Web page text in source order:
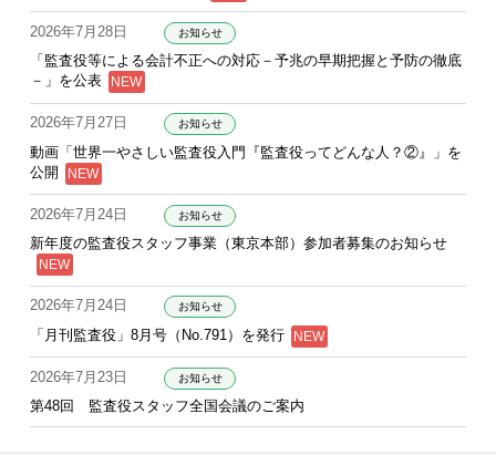
2026年7月28日 お知らせ
「監査役等による会計不正への対応－予兆の早期把握と予防の徹底
－」を公表
2026年7月27日 お知らせ
動画「世界一やさしい監査役入門『監査役ってどんな人？②』」を
公開
2026年7月24日 お知らせ
新年度の監査役スタッフ事業（東京本部）参加者募集のお知らせ
2026年7月24日 お知らせ
「月刊監査役」8月号（No.791）を発行
2026年7月23日 お知らせ
第48回 監査役スタッフ全国会議のご案内